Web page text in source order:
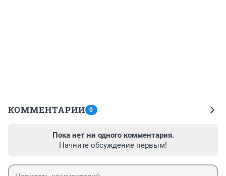
КОММЕНТАРИИ 0
Пока нет ни одного комментария.
Начните обсуждение первым!